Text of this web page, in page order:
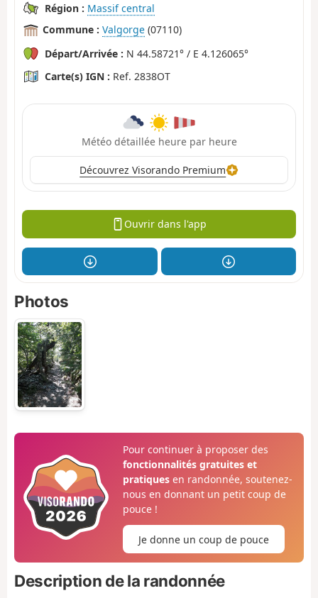
Région : Massif central
Commune : Valgorge (07110)
Départ/Arrivée : N 44.58721° / E 4.126065°
Carte(s) IGN : Ref. 2838OT
Météo détaillée heure par heure
Découvrez Visorando Premium
Ouvrir dans l'app
Photos
Pour continuer à proposer des
fonctionnalités gratuites et
pratiquesen randonnée, soutenez-
nous en donnant un petit coup de
pouce !
Je donne un coup de pouce
Description de la randonnée